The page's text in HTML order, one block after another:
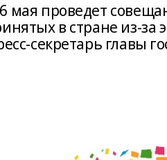
проведет
в стране из-за
секретарь главы